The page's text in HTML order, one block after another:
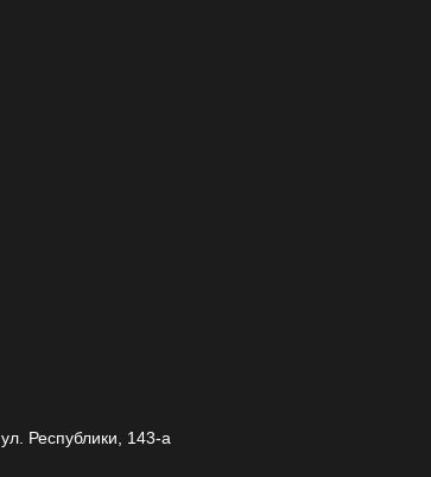
ул. Республики, 143-а